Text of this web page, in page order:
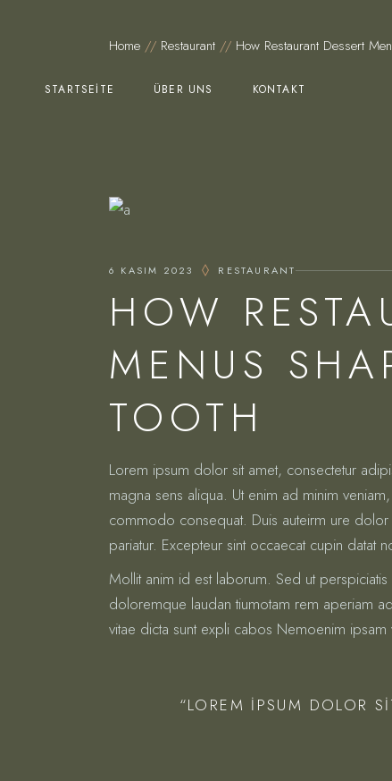
STARTSEITE ÜBER UNS KONTAKT
Home Restaurant How Restaurant Dessert
6 KASIM 2023 RESTAURANT
HOW
MENUS
TOOTH
Lorem ipsum dolor sit amet, consectetur
magna sens aliqua. Ut enim ad minim
commodo consequat. Duis auteirm ure
pariatur. Excepteur sint occaecat cupin datat
Mollit anim id est laborum. Sed ut
doloremque laudan tiumotam rem aperiam
vitae dicta sunt expli cabos Nemoenim
“LOREM IPSUM DOLOR